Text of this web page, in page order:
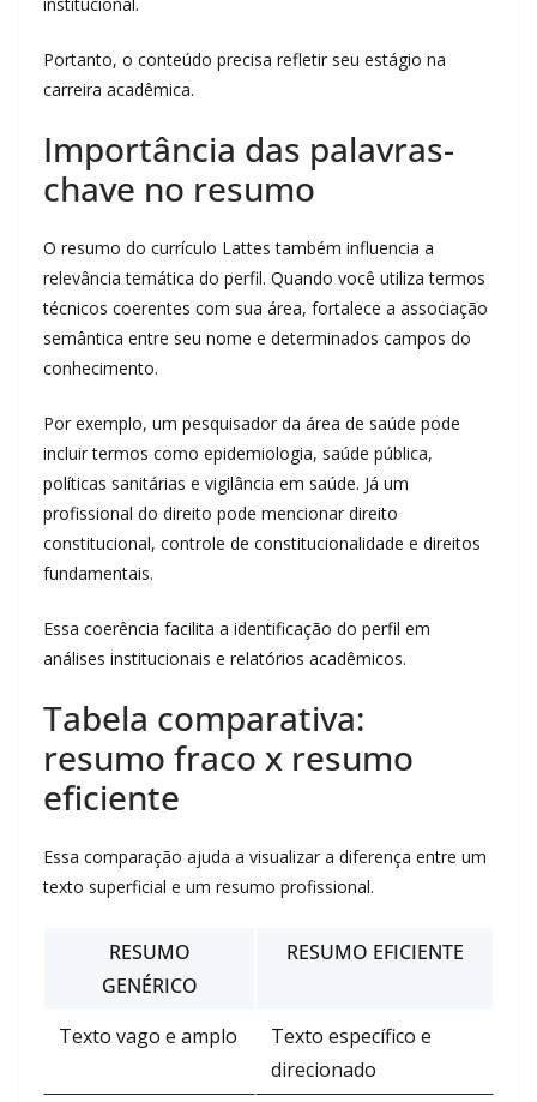
Portanto, o conteúdo precisa refletir seu estágio na
carreira acadêmica.
Importância das palavras-
chave no resumo
O resumo do currículo Lattes também influencia a
relevância temática do perfil. Quando você utiliza termos
técnicos coerentes com sua área, fortalece a associação
semântica entre seu nome e determinados campos do
conhecimento.
Por exemplo, um pesquisador da área de saúde pode
incluir termos como epidemiologia, saúde pública,
políticas sanitárias e vigilância em saúde. Já um
profissional do direito pode mencionar direito
constitucional, controle de constitucionalidade e direitos
fundamentais.
Essa coerência facilita a identificação do perfil em
análises institucionais e relatórios acadêmicos.
Tabela comparativa:
resumo fraco x resumo
eficiente
Essa comparação ajuda a visualizar a diferença entre um
texto superficial e um resumo profissional.
RESUMO
GENÉRICO
RESUMO EFICIENTE
Texto vago e amplo
Texto específico e
direcionado